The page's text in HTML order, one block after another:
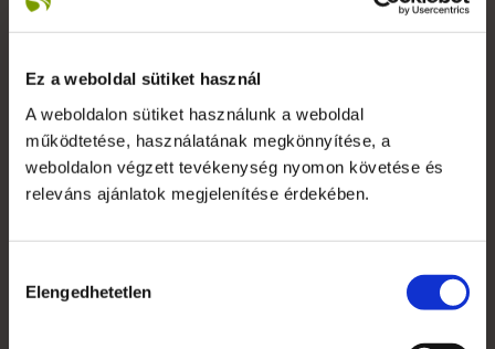
Ez a weboldal sütiket használ
A weboldalon sütiket használunk a weboldal
működtetése, használatának megkönnyítése, a
weboldalon végzett tevékenység nyomon követése és
releváns ajánlatok megjelenítése érdekében.
kiválasztása
Elengedhetetlen
Saját fiók
Kapcsolat
Szakmai szótár
Garanciális feltételek
Alkalmazott nyomdai technológiák